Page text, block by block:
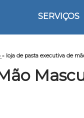
SERVIÇOS
» loja de pasta executiva de